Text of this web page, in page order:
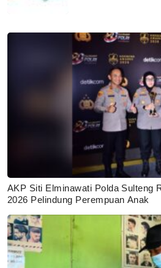
AKP Siti Elminawati Polda Sulteng
2026 Pelindung Perempuan Anak